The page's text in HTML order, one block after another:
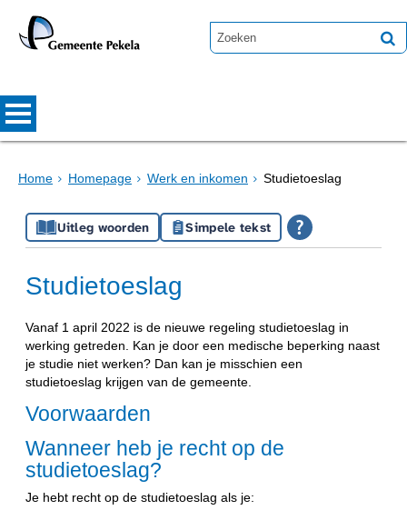
Home Homepage Werk en inkomen Studietoeslag
Uitleg woorden Simpele tekst
Studietoeslag
Vanaf 1 april 2022 is de nieuwe regeling studietoeslag in
werking getreden. Kan je door een medische beperking naast
je studie niet werken? Dan kan je misschien een
studietoeslag krijgen van de gemeente.
Voorwaarden
Wanneer heb je recht op de
studietoeslag?
Je hebt recht op de studietoeslag als je: